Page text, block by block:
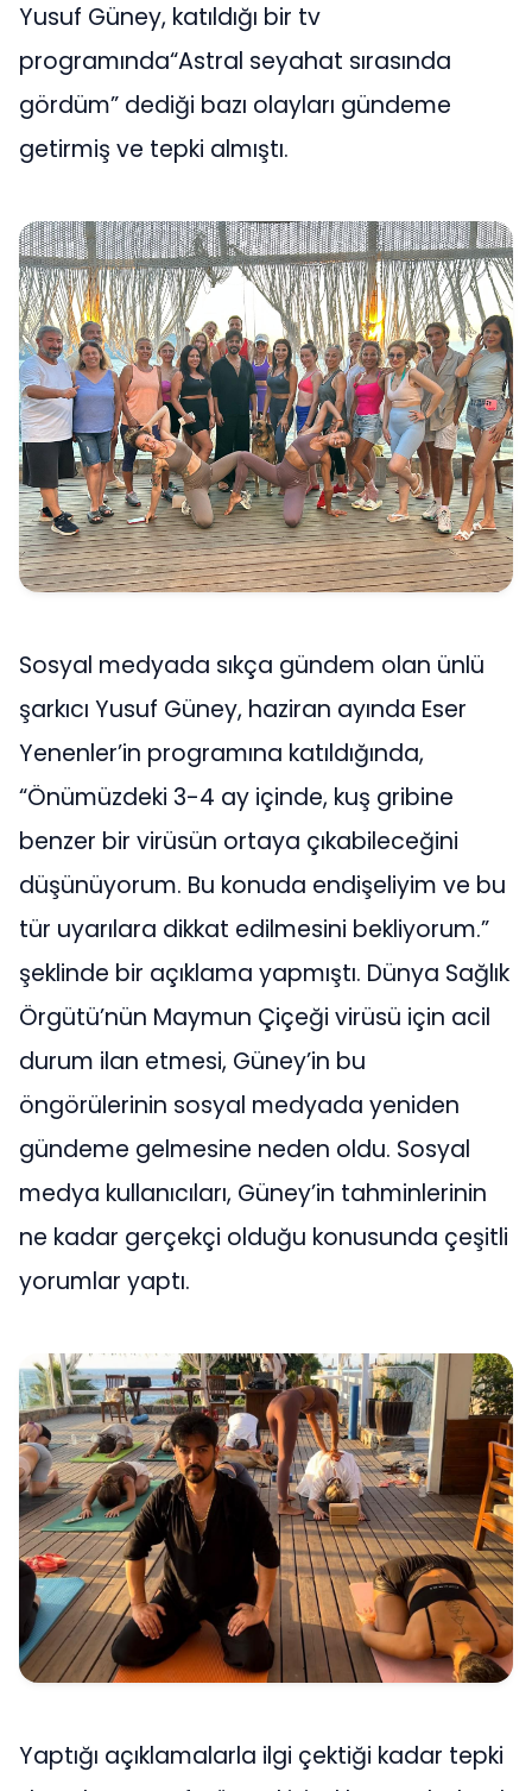
Yusuf Güney, katıldığı bir tv
programında“Astral seyahat sırasında
gördüm” dediği bazı olayları gündeme
getirmiş ve tepki almıştı.
Sosyal medyada sıkça gündem olan ünlü
şarkıcı Yusuf Güney, haziran ayında Eser
Yenenler’in programına katıldığında,
“Önümüzdeki 3-4 ay içinde, kuş gribine
benzer bir virüsün ortaya çıkabileceğini
düşünüyorum. Bu konuda endişeliyim ve bu
tür uyarılara dikkat edilmesini bekliyorum.”
şeklinde bir açıklama yapmıştı. Dünya Sağlık
Örgütü’nün Maymun Çiçeği virüsü için acil
durum ilan etmesi, Güney’in bu
öngörülerinin sosyal medyada yeniden
gündeme gelmesine neden oldu. Sosyal
medya kullanıcıları, Güney’in tahminlerinin
ne kadar gerçekçi olduğu konusunda çeşitli
yorumlar yaptı.
Yaptığı açıklamalarla ilgi çektiği kadar tepki